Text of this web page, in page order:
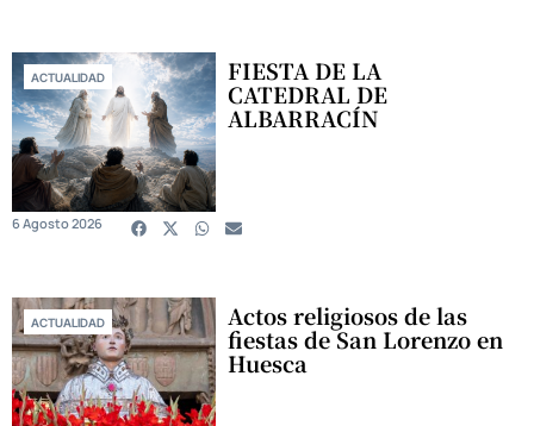
ACTUALIDAD FIESTA DE LA
CATEDRAL DE
ALBARRACÍN
6 Agosto 2026
ACTUALIDAD Actos religiosos de las
fiestas de San Lorenzo en
Huesca